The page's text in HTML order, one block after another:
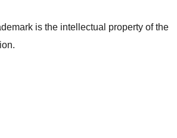
is the intellectual property of the